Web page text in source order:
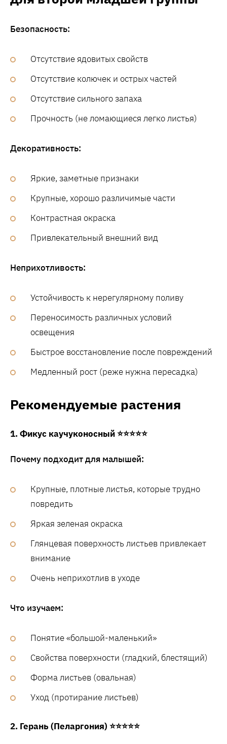
Безопасность:
Отсутствие ядовитых свойств
Отсутствие колючек и острых частей
Отсутствие сильного запаха
Прочность (не ломающиеся легко листья)
Декоративность:
Яркие, заметные признаки
Крупные, хорошо различимые части
Контрастная окраска
Привлекательный внешний вид
Неприхотливость:
Устойчивость к нерегулярному поливу
Переносимость различных условий
освещения
Быстрое восстановление после повреждений
Медленный рост (реже нужна пересадка)
Рекомендуемые растения
1. Фикус каучуконосный ⭐⭐⭐⭐⭐
Почему подходит для малышей:
Крупные, плотные листья, которые трудно
повредить
Яркая зеленая окраска
Глянцевая поверхность листьев привлекает
внимание
Очень неприхотлив в уходе
Что изучаем:
Понятие «большой-маленький»
Свойства поверхности (гладкий, блестящий)
Форма листьев (овальная)
Уход (протирание листьев)
2. Герань (Пеларгония) ⭐⭐⭐⭐⭐